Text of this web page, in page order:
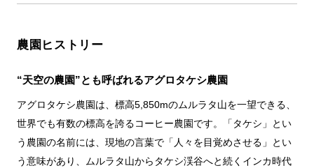
農園ヒストリー
“天空の農園”とも呼ばれるアグロタケシ農園
アグロタケシ農園は、標高5,850mのムルラタ山を一望できる、
世界でも有数の標高を誇るコーヒー農園です。「タケシ」とい
う農園の名前には、現地の言葉で「人々を目覚めさせる」とい
う意味があり、ムルラタ山からタケシ渓谷へと続くインカ時代